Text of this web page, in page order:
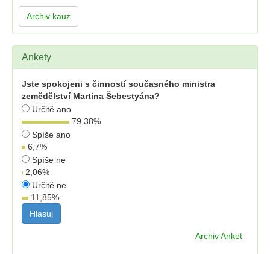
Archiv kauz
Ankety
Jste spokojeni s činností současného ministra
zemědělství Martina Šebestyána?
Určitě ano
79,38%
Spíše ano
6,7%
Spíše ne
2,06%
Určitě ne
11,85%
Archiv Anket